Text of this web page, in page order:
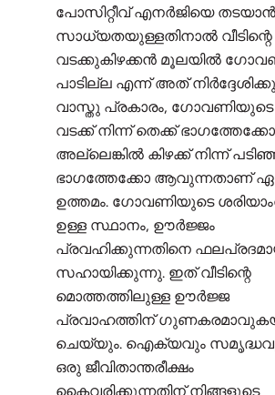
പോസിറ്റീവ് എനർജിയെ തടയാൻ
സാധ്യതയുള്ളതിനാൽ വീടിന്റെ
വടക്കുകിഴക്കൻ മൂലയിൽ
പാടില്ല എന്ന് അത്
വാസ്തു പ്രകാരം, ഗോവണിയുടെ
വടക്ക് നിന്ന് തെക്ക് ഭാഗത്തേക്കോ
അല്ലെങ്കിൽ കിഴക്ക് നിന്ന്
ഭാഗത്തേക്കോ ആവുന്നതാണ്
ഉത്തമം. ഗോവണിയുടെ
ഉള്ള സ്ഥാനം, ഊർജ്ജം
പ്രവഹിക്കുന്നതിനെ
സഹായിക്കുന്നു. ഇത് വീടിന്റെ
മൊത്തത്തിലുള്ള ഊർജ്ജ
പ്രവാഹത്തിന്
ചെയ്യും. ഐക്യവും
ഒരു ജീവിതാന്തരീക്ഷം
കൈവരിക്കുന്നതിന് നിങ്ങളുടെ